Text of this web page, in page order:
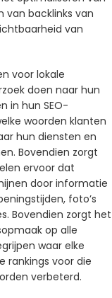
backlinks van
van
voor lokale
doen naar hun
in hun SEO-
woorden klanten
hun diensten en
Bovendien zorgt
ervoor dat
door informatie
foto’s
Bovendien zorgt het
op alle
waar elke
rankings voor die
verbeterd.